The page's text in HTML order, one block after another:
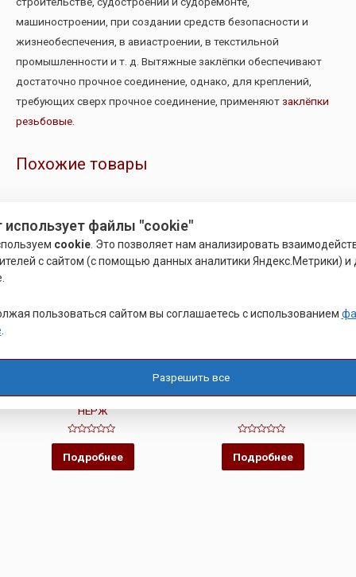
машиностроении, при создании средств безопасности и
жизнеобеспечения, в авиастроении, в текстильной
промышленности и т. д. Вытяжные заклёпки обеспечивают
достаточно прочное соединение, однако, для креплений,
требующих сверх прочное соединение, применяютзаклёпки
резьбовые.
Похожие товары
СТАНДАРТНЫЙ БОРТ НЕРЖ/
НЕРЖ
Оценка
из
Подробнее
ЗАКЛЁПКА ОТКРЫТОГО ТИПА
АЛ/СТ
Оценка
из
Подробнее
использует файлы "cookie"
cookie. Это позволяет нам анализировать
с сайтом (с помощью данных аналитики Яндекс.Метрики) и
пользоваться сайтом вы соглашаетесь с использованием
Разрешить все